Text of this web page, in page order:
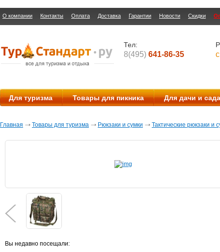
О компании Контакты Оплата Доставка Гарантии Новости Скидки
Тел:
8(495) 641-86-35
Для туризма Товары для пикника Для дачи и сада
Главная Товары для туризма Рюкзаки и сумки Тактические рюкзаки и
Вы недавно посещали: